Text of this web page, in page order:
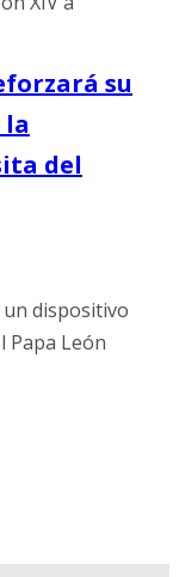
su
del
dispositivo
Papa León